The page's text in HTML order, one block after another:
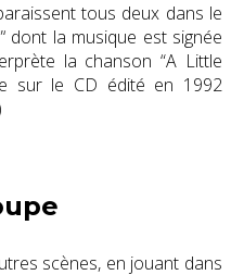
tous deux dans le
dont la musique est signée
la chanson “A Little
sur le CD édité en 1992
scènes, en jouant dans